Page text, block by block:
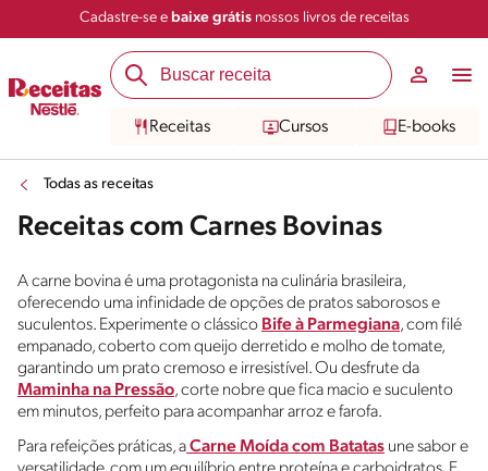
Cadastre-se e baixe grátisnossos livros de receitas
Receitas Cursos E-books
Todas as receitas
Receitas com Carnes Bovinas
A carne bovina é uma protagonista na culinária brasileira,
oferecendo uma infinidade de opções de pratos saborosos e
suculentos. Experimente o clássico Bife à Parmegiana, com filé
empanado, coberto com queijo derretido e molho de tomate,
garantindo um prato cremoso e irresistível. Ou desfrute da
Maminha na Pressão, corte nobre que fica macio e suculento
em minutos, perfeito para acompanhar arroz e farofa.
Para refeições práticas, aCarne Moída com Batatas une sabor e